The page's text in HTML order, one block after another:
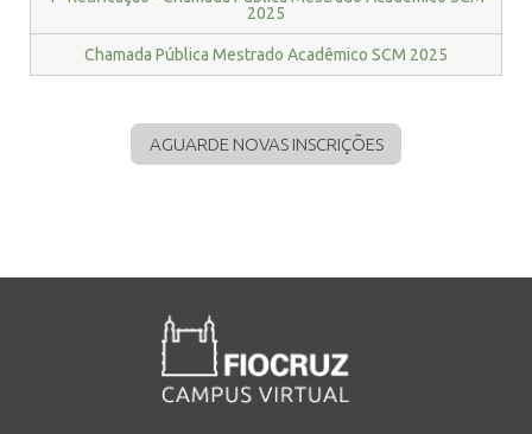
2025
Chamada Pública Mestrado Acadêmico SCM 2025
AGUARDE NOVAS INSCRIÇÕES